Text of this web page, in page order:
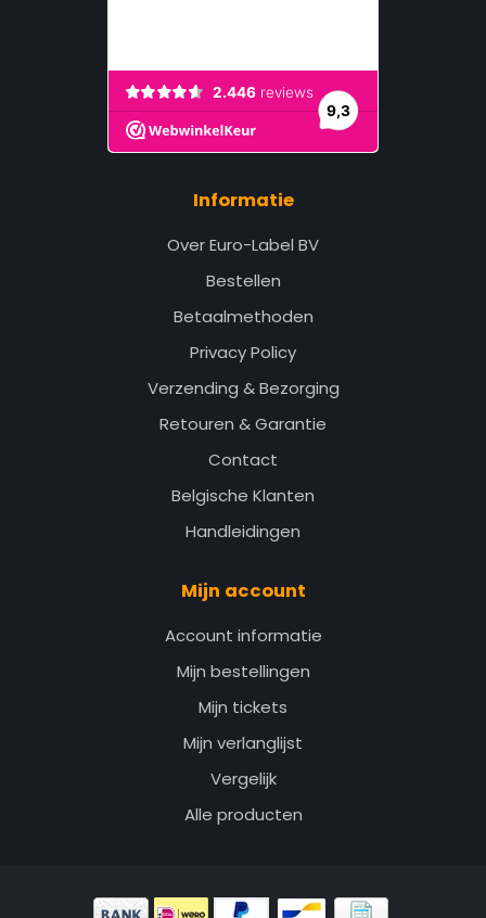
Informatie
Over Euro-Label BV
Bestellen
Betaalmethoden
Privacy Policy
Verzending & Bezorging
Retouren & Garantie
Contact
Belgische Klanten
Handleidingen
Mijn account
Account informatie
Mijn bestellingen
Mijn tickets
Mijn verlanglijst
Vergelijk
Alle producten